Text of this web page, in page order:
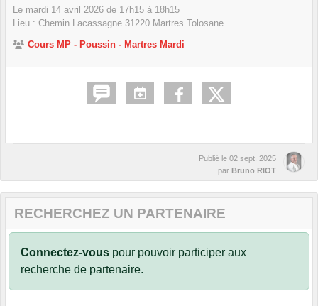
Le mardi 14 avril 2026 de 17h15 à 18h15
Lieu : Chemin Lacassagne 31220 Martres Tolosane
Cours MP - Poussin - Martres Mardi
Publié le 02 sept. 2025
par Bruno RIOT
RECHERCHEZ UN PARTENAIRE
Connectez-vous pour pouvoir participer aux
recherche de partenaire.